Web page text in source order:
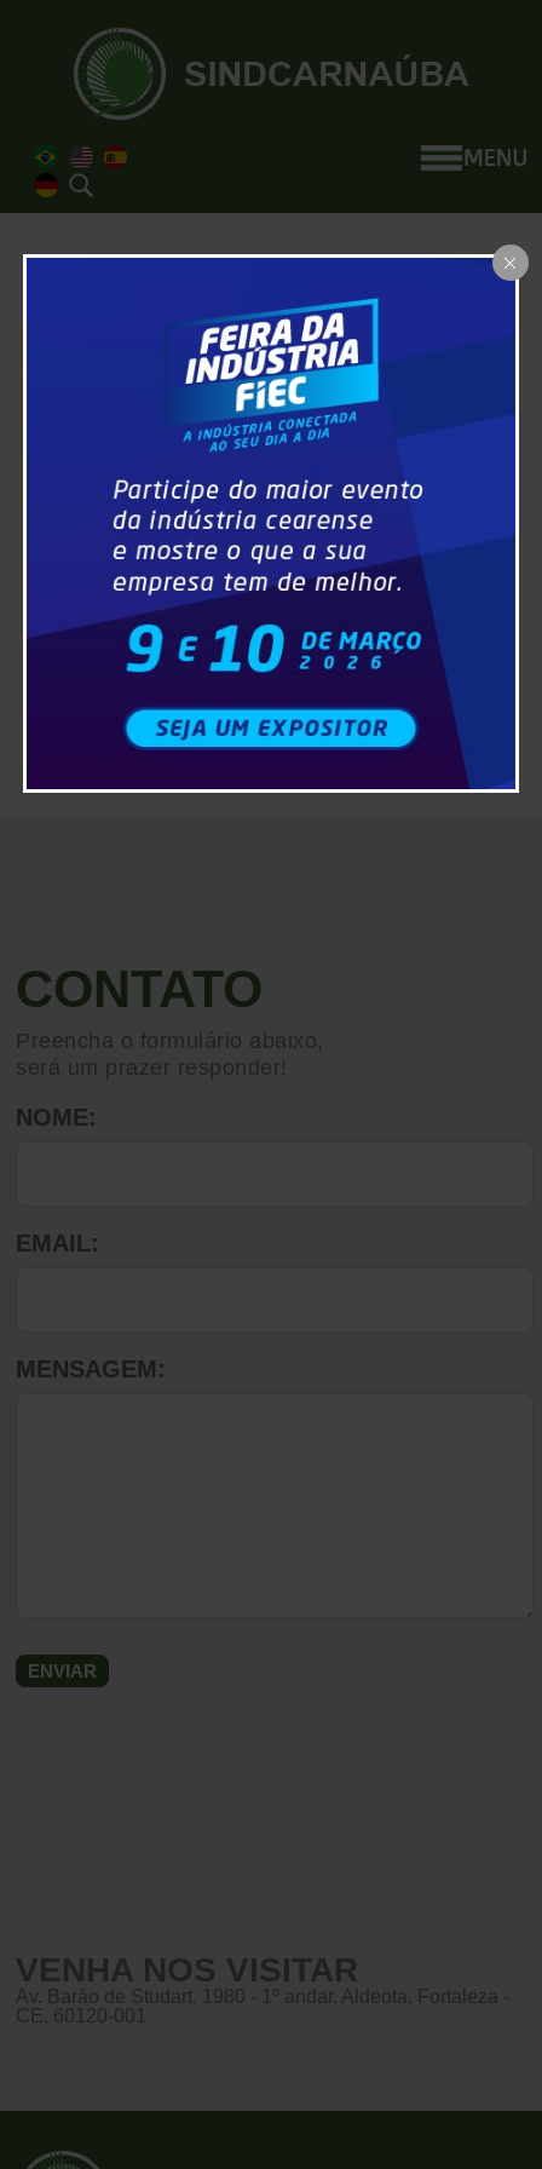
CONTATO
Preencha o formulário abaixo,
será um prazer responder!
NOME:
EMAIL:
MENSAGEM:
VENHA NOS VISITAR
Av. Barão de Studart, 1980 - 1º andar, Aldeota, Fortaleza -
CE, 60120-001